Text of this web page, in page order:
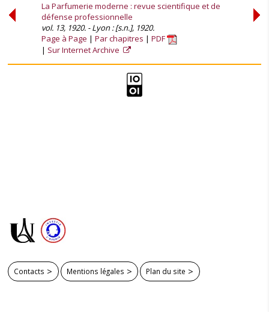
La Parfumerie moderne : revue scientifique et de
défense professionnelle
vol. 13, 1920. - Lyon : [s.n.], 1920.
Page à Page
Par chapitres
PDF
Sur Internet Archive
Contacts Mentions légales Plan du site